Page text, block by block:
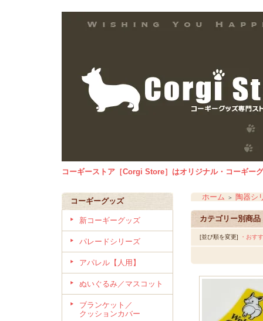
コーギーストア［Corgi Store］はオリジナル・コーギー
コーギーグッズ
新コーギーグッズ
パレードシリーズ
アパレル【人用】
ぬいぐるみ／マスコット
ブランケット／
クッションカバー
ホーム ＞ 陶器シ
カテゴリー別商品
[並び順を変更] ・おす